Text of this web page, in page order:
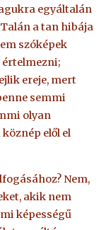
egyáltalán
a tan hibája
szóképek
értelmezni;
ereje, mert
semmi
olyan
elől el
Nem,
akik nem
képességű